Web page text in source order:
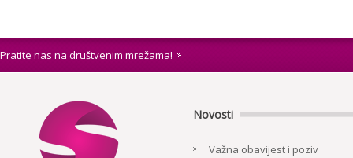
Pratite nas na društvenim mrežama!
Novosti
Važna obavijest i poziv